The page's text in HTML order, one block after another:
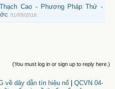
Cao - Phương Pháp Thử -
01/05/2016
(You must log in or sign up to reply here.)
về dây dẫn tín hiệu nổ
QCVN 04-